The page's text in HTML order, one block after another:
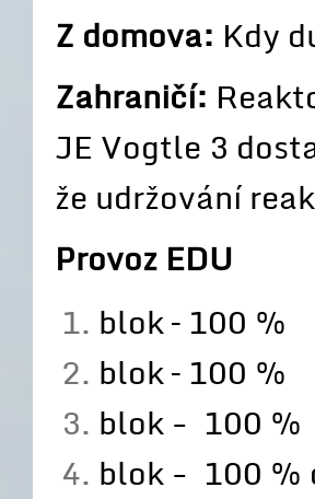
Z domova: Kdy
Zahraničí:
JE Vogtle 3
že udržování
Provoz EDU
blok – 100 %
blok – 100 %
blok - 100 %
blok - 100 %